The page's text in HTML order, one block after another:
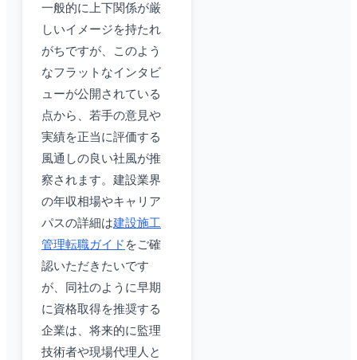
一般的に上下関係が厳
しいイメージを持たれ
がちですが、このよう
なフラットなインタビ
ューが公開されている
点から、若手の意見や
実績を正当に評価する
風通しの良い社風が推
察されます。建設業界
の年収相場やキャリア
パスの詳細は建設施工
管理転職ガイド をご確
認いただきたいです
が、同社のように早期
に資格取得を推奨する
企業は、将来的に監理
技術者や現場代理人と